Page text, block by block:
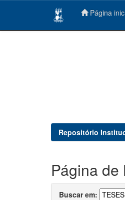
Página
Repositório
Página de
Buscar em: